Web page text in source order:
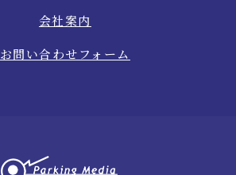
会社案内
お問い合わせフォーム